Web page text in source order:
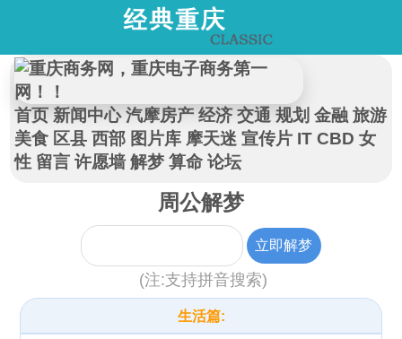
首页 新闻中心 汽摩房产 经济 交通 规划 金融 旅游
美食 区县 西部 图片库 摩天迷 宣传片 IT CBD 女
性 留言 许愿墙 解梦 算命 论坛
周公解梦
(注:支持拼音搜索)
生活篇: